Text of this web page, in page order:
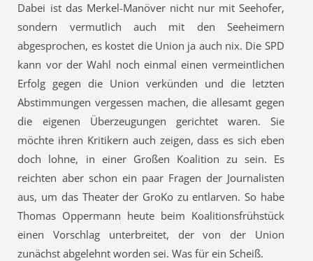
Dabei ist das Merkel-Manöver nicht nur mit Seehofer,
sondern vermutlich auch mit den Seeheimern
abgesprochen, es kostet die Union ja auch nix. Die SPD
kann vor der Wahl noch einmal einen vermeintlichen
Erfolg gegen die Union verkünden und die letzten
Abstimmungen vergessen machen, die allesamt gegen
die eigenen Überzeugungen gerichtet waren. Sie
möchte ihren Kritikern auch zeigen, dass es sich eben
doch lohne, in einer Großen Koalition zu sein. Es
reichten aber schon ein paar Fragen der Journalisten
aus, um das Theater der GroKo zu entlarven. So habe
Thomas Oppermann heute beim Koalitionsfrühstück
einen Vorschlag unterbreitet, der von der Union
zunächst abgelehnt worden sei. Was für ein Scheiß.